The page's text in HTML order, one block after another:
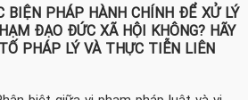
BIỆN PHÁP HÀNH CHÍNH ĐỂ XỬ LÝ
ĐẠO ĐỨC XÃ HỘI KHÔNG? HÃY
PHÁP LÝ VÀ THỰC TIỄN LIÊN